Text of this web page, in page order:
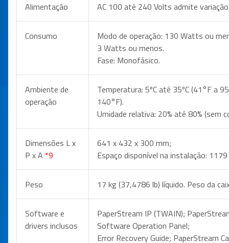
Alimentação AC 100 até 240 Volts admite
Consumo
Modo de operação: 130 Watts ou
3 Watts ou menos.
Fase: Monofásico.
Ambiente de
operação
Temperatura: 5ºC até 35ºC (41°F a
140°F).
Umidade relativa: 20% até 80% (sem
Dimensões L x
P x A *9
641 x 432 x 300 mm;
Espaço disponível na instalação:
Peso 17 kg (37,4786 lb) líquido. Peso da
Software e
drivers inclusos
PaperStream IP (TWAIN);
Software Operation Panel;
Error Recovery Guide; PaperStream